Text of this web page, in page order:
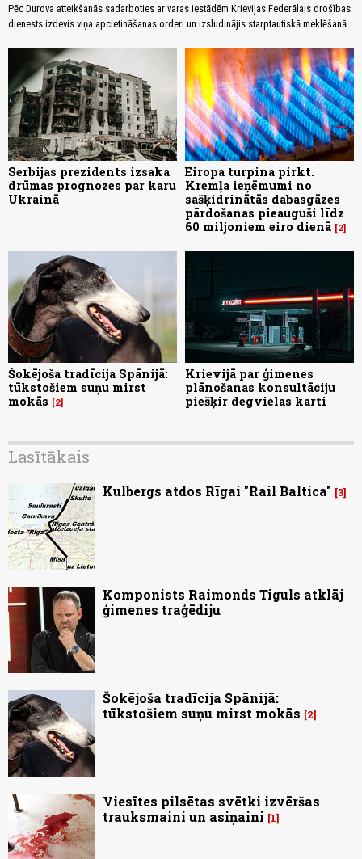
Pēc Durova atteikšanās sadarboties ar varas iestādēm Krievijas Federālais drošības
dienests izdevis viņa apcietināšanas orderi un izsludinājis starptautiskā meklēšanā.
Serbijas prezidents izsaka
drūmas prognozes par karu
Ukrainā
Eiropa turpina pirkt.
Kremļa ieņēmumi no
sašķidrinātās dabasgāzes
pārdošanas pieauguši līdz
60 miljoniem eiro dienā 2
Šokējoša tradīcija Spānijā:
tūkstošiem suņu mirst
mokās
2
Krievijā par ģimenes
plānošanas konsultāciju
piešķir degvielas karti
Lasītākais
Kulbergs atdos Rīgai "Rail Baltica" 3
Komponists Raimonds Tiguls atklāj
ģimenes traģēdiju
Šokējoša tradīcija Spānijā:
tūkstošiem suņu mirst mokās
2
Viesītes pilsētas svētki izvēršas
trauksmaini un asiņaini
1